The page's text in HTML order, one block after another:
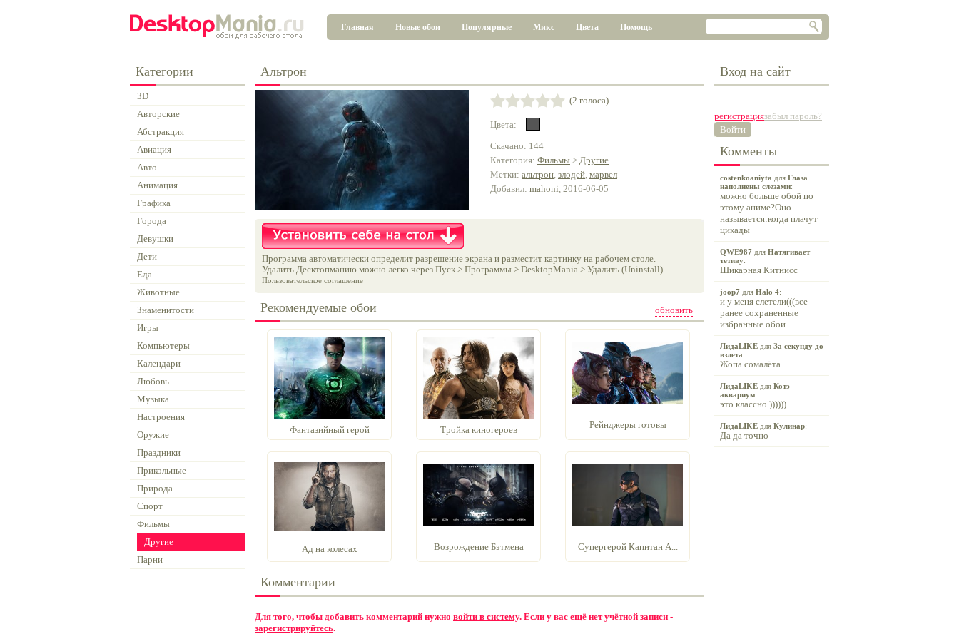
Главная Новые обои Популярные Микс Цвета Помощь
Категории
3D
Авторские
Абстракция
Авиация
Авто
Анимация
Графика
Города
Девушки
Дети
Еда
Животные
Знаменитости
Игры
Компьютеры
Календари
Любовь
Музыка
Настроения
Оружие
Праздники
Прикольные
Природа
Спорт
Фильмы
Другие
Парни
Альтрон
(2 голоса)
Цвета:
Скачано: 144
Категория: Фильмы > Другие
Метки: альтрон, злодей, марвел
Добавил: mahoni, 2016-06-05
Программа автоматически определит разрешение экрана и разместит картинку на рабочем столе.
Удалить Десктопманию можно легко через Пуск > Программы > DesktopMania > Удалить (Uninstall).
Пользовательское соглашение
обновить
Рекомендуемые обои
Фантазийный герой Тройка киногероев Рейнджеры готовы
Ад на колесах Возрождение Бэтмена Супергерой Капитан А...
Комментарии
Для того, чтобы добавить комментарий нужно войти в систему. Если у вас ещё нет учётной записи -
зарегистрируйтесь.
Вход на сайт
регистрациязабыл пароль?
Войти
Комменты
costenkoaniyta для Глаза
наполнены слезами:
можно больше обой по
этому аниме?Оно
называется:когда плачут
цикады
QWE987 для Натягивает
тетиву:
Шикарная Китнисс
joop7 для Halo 4:
и у меня слетели(((все
ранее сохраненные
избранные обои
ЛидаLIKE для За секунду до
взлета:
Жопа сомалёта
ЛидаLIKE для Котэ-
аквариум:
это классно ))))))
ЛидаLIKE для Кулинар:
Да да точно